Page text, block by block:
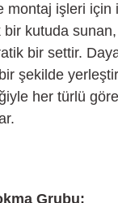
montaj işleri için
kutuda
bir settir.
şekilde
her türlü
Grubu: